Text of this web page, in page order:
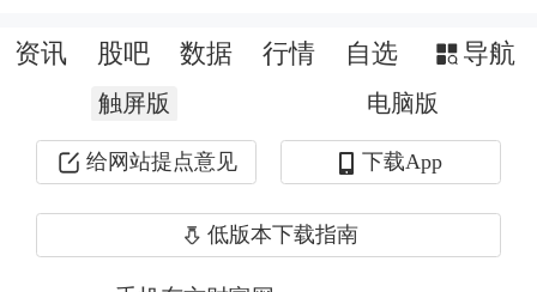
当天，腾讯系编程工具CodeBuddy发布
致歉信称，因流量激增出现登录及服务
不稳定问题，该故障是因为腾讯版小龙
户访问量远超预期，导致核心服务瞬时
资讯 股吧 数据 行情 自选 导航
触屏版 电脑版
给网站提点意见 下载App
低版本下载指南